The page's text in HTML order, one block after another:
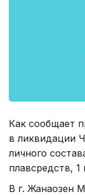
Как сообщает
в ликвидации
личного
плавсредств,
В г. Жанаозен